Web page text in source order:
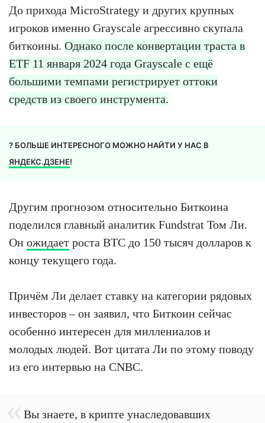
До прихода MicroStrategy и других крупных
игроков именно Grayscale агрессивно скупала
биткоины. Однако после конвертации траста в
ETF 11 января 2024 года Grayscale с ещё
большими темпами регистрирует оттоки
средств из своего инструмента.
? БОЛЬШЕ ИНТЕРЕСНОГО МОЖНО НАЙТИ У НАС В
ЯНДЕКС.ДЗЕНЕ!
Другим прогнозом относительно Биткоина
поделился главный аналитик Fundstrat Том Ли.
Он ожидает роста BTC до 150 тысяч долларов к
концу текущего года.
Причём Ли делает ставку на категории рядовых
инвесторов – он заявил, что Биткоин сейчас
особенно интересен для миллениалов и
молодых людей. Вот цитата Ли по этому поводу
из его интервью на CNBC.
Вы знаете, в крипте унаследовавших